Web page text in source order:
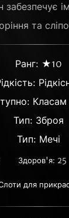
забезпечує
та
Ранг: ★10
Класам
Тип: Зброя
Тип: Мечі
Здоров'я: 25
для